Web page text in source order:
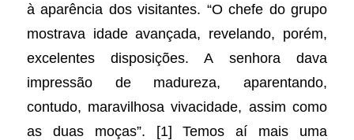
à aparência dos visitantes. “O chefe do grupo
mostrava idade avançada, revelando, porém,
excelentes disposições. A senhora dava
impressão de madureza, aparentando,
contudo, maravilhosa vivacidade, assim como
as duas moças”. [1] Temos aí mais uma